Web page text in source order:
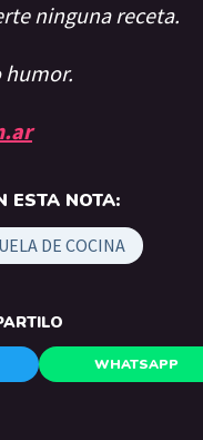
ninguna receta.
humor.
ESTA NOTA:
DE COCINA
WHATSAPP